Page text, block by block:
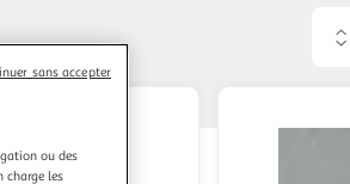
ou des
charge les
sans accepter